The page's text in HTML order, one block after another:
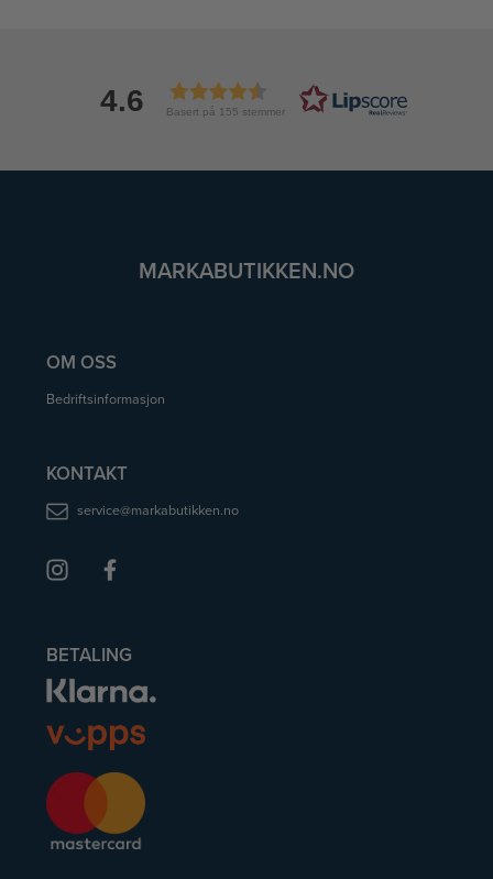
4.6 Basert på 155 stemmer
MARKABUTIKKEN.NO
OM OSS
Bedriftsinformasjon
KONTAKT
service@markabutikken.no
BETALING